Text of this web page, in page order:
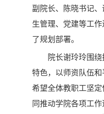
副院长、陈晓书记
生管理、党建等工
了规划部署。
院长谢玲玲围
特色，以师资队伍
希望全体教职工坚
同推动学院各项工